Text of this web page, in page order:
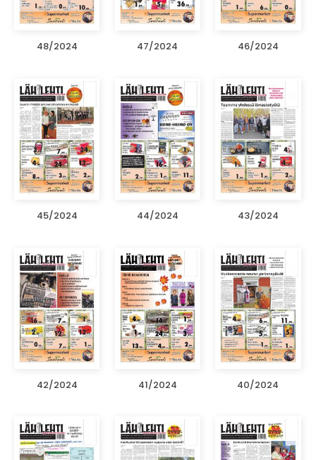
48/2024 47/2024 46/2024
45/2024 44/2024 43/2024
42/2024 41/2024 40/2024